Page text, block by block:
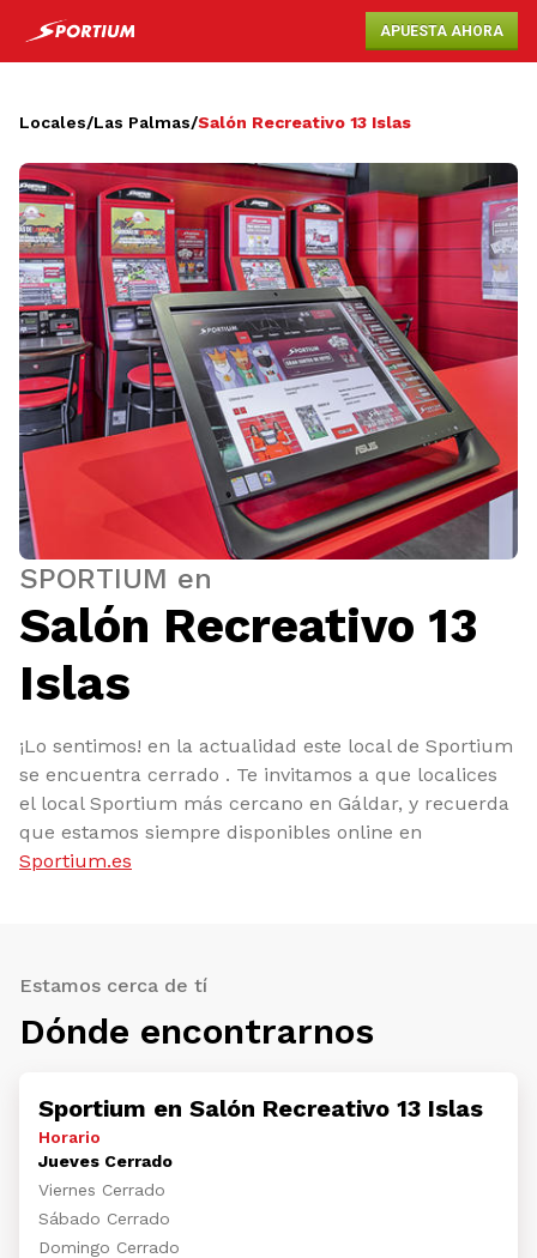
APUESTA AHORA
Locales/Las Palmas/Salón Recreativo 13 Islas
SPORTIUM en
Salón Recreativo 13
Islas
¡Lo sentimos! en la actualidad este local de Sportium
se encuentra cerrado . Te invitamos a que localices
el local Sportium más cercano en Gáldar, y recuerda
que estamos siempre disponibles online en
Sportium.es
Estamos cerca de tí
Dónde encontrarnos
Sportium en Salón Recreativo 13 Islas
Horario
Jueves Cerrado
Viernes Cerrado
Sábado Cerrado
Domingo Cerrado